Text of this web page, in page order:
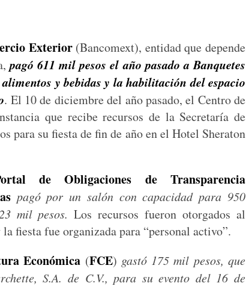
Exterior(Bancomext), entidad que depende
pagó 611 mil pesos el año pasado a Banquetes
y bebidas y la habilitación del espacio
. El 10 de diciembre del año pasado, el Centro de
que recibe recursos de la Secretaría de
para su fiesta de fin de año en el Hotel Sheraton
de Obligaciones de Transparencia
pagó por un salón con capacidad para 950
mil pesos. Los recursos fueron otorgados al
fiesta fue organizada para “personal activo”.
Económica (FCE) gastó 175 mil pesos, que
S.A. de C.V., para su evento del 16 de